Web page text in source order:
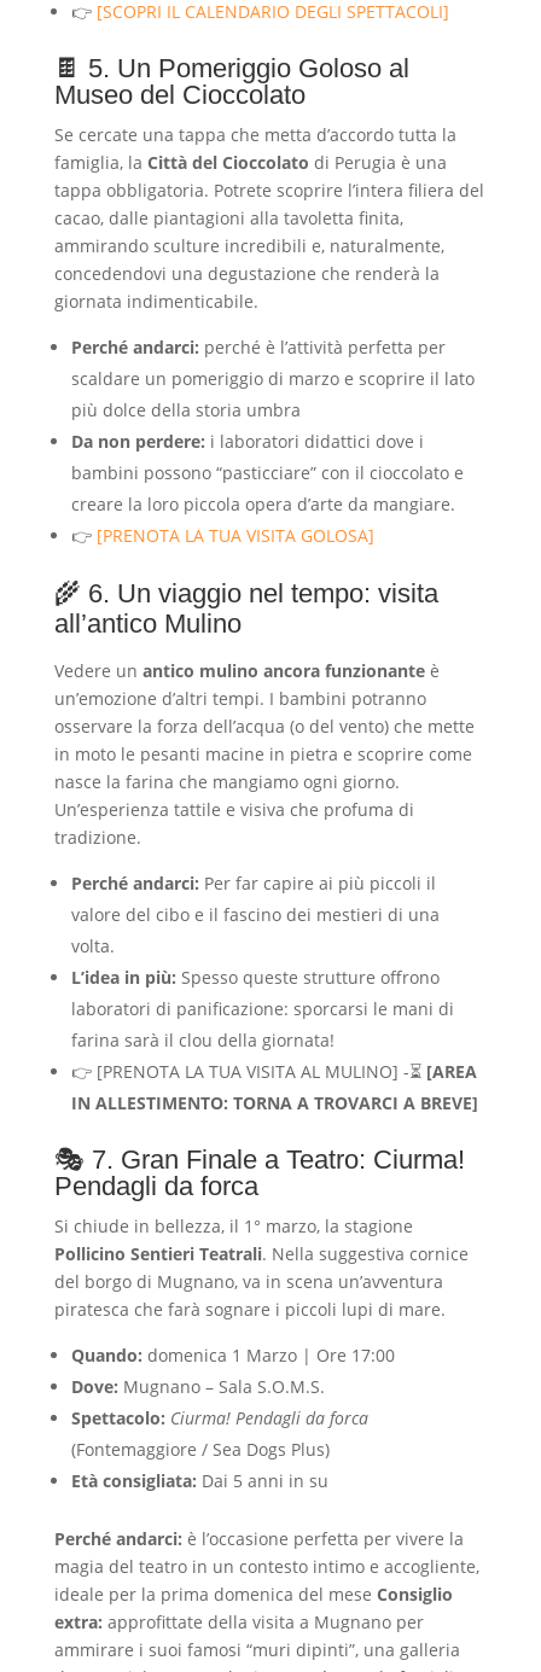
👉 [SCOPRI IL CALENDARIO DEGLI SPETTACOLI]
🍫 5. Un Pomeriggio Goloso al
Museo del Cioccolato
Se cercate una tappa che metta d’accordo tutta la
famiglia, la Città del Cioccolato di Perugia è una
tappa obbligatoria. Potrete scoprire l’intera filiera del
cacao, dalle piantagioni alla tavoletta finita,
ammirando sculture incredibili e, naturalmente,
concedendovi una degustazione che renderà la
giornata indimenticabile.
Perché andarci: perché è l’attività perfetta per
scaldare un pomeriggio di marzo e scoprire il lato
più dolce della storia umbra
Da non perdere: i laboratori didattici dove i
bambini possono “pasticciare” con il cioccolato e
creare la loro piccola opera d’arte da mangiare.
👉 [PRENOTA LA TUA VISITA GOLOSA]
🌾 6. Un viaggio nel tempo: visita
all’antico Mulino
Vedere un antico mulino ancora funzionanteè
un’emozione d’altri tempi. I bambini potranno
osservare la forza dell’acqua (o del vento) che mette
in moto le pesanti macine in pietra e scoprire come
nasce la farina che mangiamo ogni giorno.
Un’esperienza tattile e visiva che profuma di
tradizione.
Perché andarci: Per far capire ai più piccoli il
valore del cibo e il fascino dei mestieri di una
volta.
L’idea in più: Spesso queste strutture offrono
laboratori di panificazione: sporcarsi le mani di
farina sarà il clou della giornata!
👉 [PRENOTA LA TUA VISITA AL MULINO] -⏳ [AREA
IN ALLESTIMENTO: TORNA A TROVARCI A BREVE]
🎭 7. Gran Finale a Teatro: Ciurma!
Pendagli da forca
Si chiude in bellezza, il 1° marzo, la stagione
Pollicino Sentieri Teatrali. Nella suggestiva cornice
del borgo di Mugnano, va in scena un’avventura
piratesca che farà sognare i piccoli lupi di mare.
Quando: domenica 1 Marzo | Ore 17:00
Dove: Mugnano – Sala S.O.M.S.
Spettacolo: Ciurma! Pendagli da forca
(Fontemaggiore / Sea Dogs Plus)
Età consigliata: Dai 5 anni in su
Perché andarci: è l’occasione perfetta per vivere la
magia del teatro in un contesto intimo e accogliente,
ideale per la prima domenica del mese Consiglio
extra: approfittate della visita a Mugnano per
ammirare i suoi famosi “muri dipinti”, una galleria